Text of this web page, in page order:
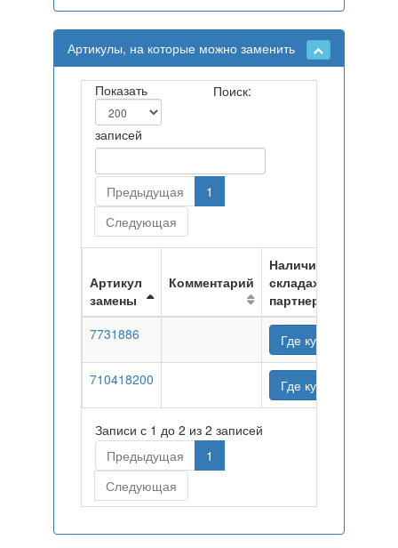
Артикулы, на которые можно заменить
Показать
записей
Поиск:
Предыдущая
1
Следующая
Артикул
замены
Комментарий
Наличие на
складах
партнеров
7731886
Где купить
710418200 Где купить
Записи с 1 до 2 из 2 записей
Предыдущая
1
Следующая